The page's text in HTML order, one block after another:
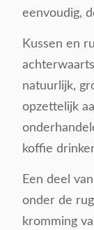
eenvoudig,
Kussen en
natuurlijk,
opzettelijk
koffie
Een deel
onder de
kromming